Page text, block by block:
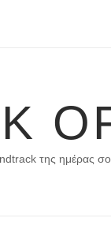
της ημέρας